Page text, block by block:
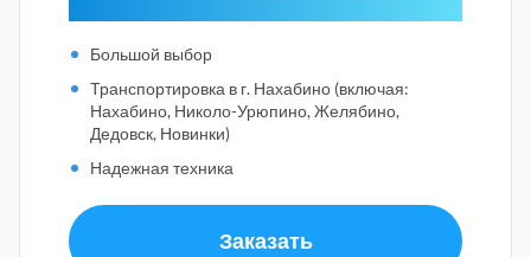
Большой выбор
Транспортировка в г. Нахабино (включая:
Нахабино, Николо-Урюпино, Желябино,
Дедовск, Новинки)
Надежная техника
Заказать